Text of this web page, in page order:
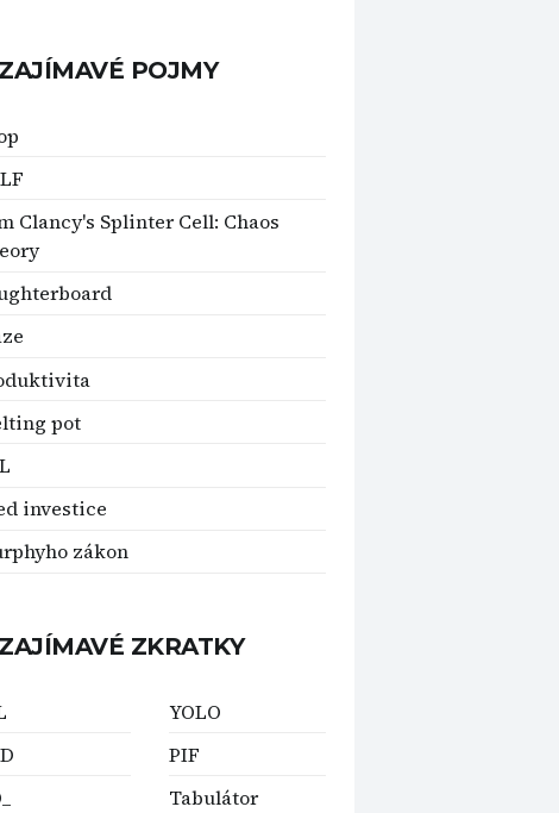
ZAJÍMAVÉ POJMY
Clancy's Splinter Cell: Chaos
pot
investice
zákon
ZAJÍMAVÉ ZKRATKY
YOLO
PIF
Tabulátor